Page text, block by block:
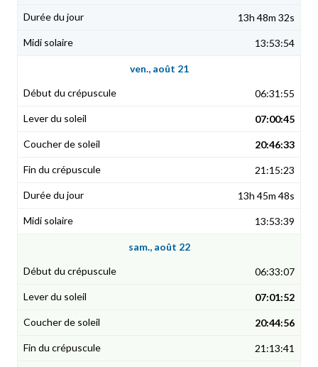
13h 48m 32s
13:53:54
ven., août 21
06:31:55
07:00:45
20:46:33
21:15:23
13h 45m 48s
13:53:39
sam., août 22
06:33:07
07:01:52
20:44:56
21:13:41